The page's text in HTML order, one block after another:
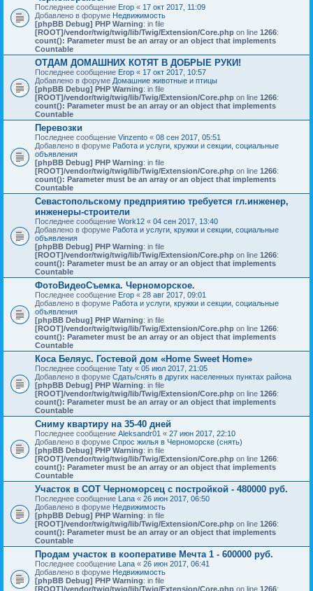
Последнее сообщение Егор « 17 окт 2017, 11:09
Добавлено в форуме Недвижимость
[phpBB Debug] PHP Warning: in file
[ROOT]/vendor/twig/twig/lib/Twig/Extension/Core.php on line 1266:
count(): Parameter must be an array or an object that implements
Countable
ОТДАМ ДОМАШНИХ КОТЯТ В ДОБРЫЕ РУКИ!
Последнее сообщение Егор « 17 окт 2017, 10:57
Добавлено в форуме Домашние животные и птицы
[phpBB Debug] PHP Warning: in file
[ROOT]/vendor/twig/twig/lib/Twig/Extension/Core.php on line 1266:
count(): Parameter must be an array or an object that implements
Countable
Перевозки
Последнее сообщение Vinzento « 08 сен 2017, 05:51
Добавлено в форуме Работа и услуги, кружки и секции, социальные
объявления
[phpBB Debug] PHP Warning: in file
[ROOT]/vendor/twig/twig/lib/Twig/Extension/Core.php on line 1266:
count(): Parameter must be an array or an object that implements
Countable
Севастопольскому предприятию требуется гл.инженер,
инженеры-строители
Последнее сообщение Work12 « 04 сен 2017, 13:40
Добавлено в форуме Работа и услуги, кружки и секции, социальные
объявления
[phpBB Debug] PHP Warning: in file
[ROOT]/vendor/twig/twig/lib/Twig/Extension/Core.php on line 1266:
count(): Parameter must be an array or an object that implements
Countable
ФотоВидеоСъемка. Черноморское.
Последнее сообщение Егор « 28 авг 2017, 09:01
Добавлено в форуме Работа и услуги, кружки и секции, социальные
объявления
[phpBB Debug] PHP Warning: in file
[ROOT]/vendor/twig/twig/lib/Twig/Extension/Core.php on line 1266:
count(): Parameter must be an array or an object that implements
Countable
Коса Беляус. Гостевой дом «Home Sweet Home»
Последнее сообщение Taty « 05 июл 2017, 21:05
Добавлено в форуме Сдать/снять в других населенных пунктах района
[phpBB Debug] PHP Warning: in file
[ROOT]/vendor/twig/twig/lib/Twig/Extension/Core.php on line 1266:
count(): Parameter must be an array or an object that implements
Countable
Сниму квартиру на 35-40 дней
Последнее сообщение Aleksandr01 « 27 июн 2017, 22:10
Добавлено в форуме Спрос жилья в Черноморске (снять)
[phpBB Debug] PHP Warning: in file
[ROOT]/vendor/twig/twig/lib/Twig/Extension/Core.php on line 1266:
count(): Parameter must be an array or an object that implements
Countable
Участок в СОТ Черноморсец с постройкой - 480000 руб.
Последнее сообщение Lana « 26 июн 2017, 06:50
Добавлено в форуме Недвижимость
[phpBB Debug] PHP Warning: in file
[ROOT]/vendor/twig/twig/lib/Twig/Extension/Core.php on line 1266:
count(): Parameter must be an array or an object that implements
Countable
Продам участок в кооперативе Мечта 1 - 600000 руб.
Последнее сообщение Lana « 26 июн 2017, 06:41
Добавлено в форуме Недвижимость
[phpBB Debug] PHP Warning: in file
[ROOT]/vendor/twig/twig/lib/Twig/Extension/Core.php on line 1266: